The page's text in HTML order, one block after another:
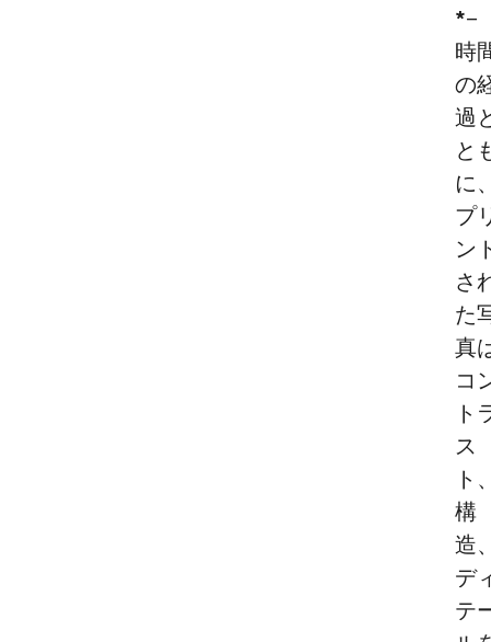
*–
時
の
過
と
に
プ
ン
さ
た
真
コ
ト
ス
ト
構
造
デ
テ